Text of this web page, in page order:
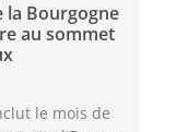
la Bourgogne
au sommet
le mois de